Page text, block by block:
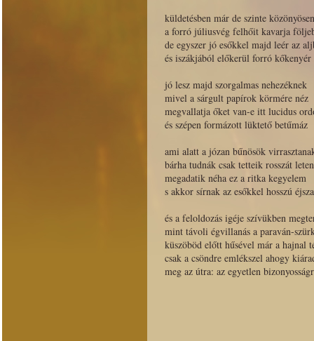
küldetésben már de szinte közönyösen
a forró júliusvég felhőit kavarja
de egyszer jó esőkkel majd leér az
és iszákjából előkerül forró kőkenyér
jó lesz majd szorgalmas nehezéknek
mivel a sárgult papírok körmére néz
megvallatja őket van-e itt lucidus
és szépen formázott lüktető betűmáz
ami alatt a józan bűnösök
bárha tudnák csak tetteik rosszát
megadatik néha ez a ritka kegyelem
s akkor sírnak az esőkkel hosszú
és a feloldozás igéje szívükben
mint távoli égvillanás a paraván-
küszöböd előtt hűsével már a hajnal
csak a csöndre emlékszel ahogy
meg az útra: az egyetlen